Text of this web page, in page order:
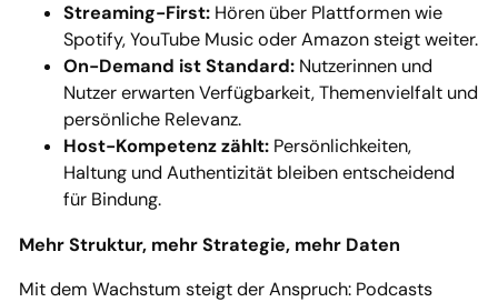
Streaming-First: Hören über Plattformen wie
Spotify, YouTube Music oder Amazon steigt weiter.
On-Demand ist Standard: Nutzerinnen und
Nutzer erwarten Verfügbarkeit, Themenvielfalt und
persönliche Relevanz.
Host-Kompetenz zählt: Persönlichkeiten,
Haltung und Authentizität bleiben entscheidend
für Bindung.
Mehr Struktur, mehr Strategie, mehr Daten
Mit dem Wachstum steigt der Anspruch: Podcasts